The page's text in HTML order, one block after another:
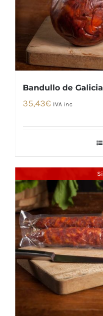
Bandullo de Galicia
35,43€ IVA inc